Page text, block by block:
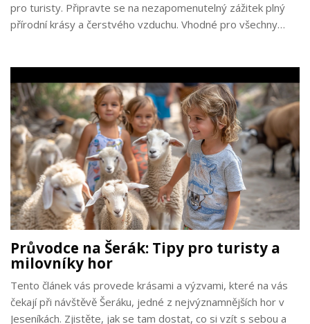
pro turisty. Připravte se na nezapomenutelný zážitek plný
přírodní krásy a čerstvého vzduchu. Vhodné pro všechny
Průvodce na Šerák: Tipy pro turisty a
milovníky hor
Tento článek vás provede krásami a výzvami, které na vás
čekají při návštěvě Šeráku, jedné z nejvýznamnějších hor v
Jeseníkách. Zjistěte, jak se tam dostat, co si vzít s sebou a